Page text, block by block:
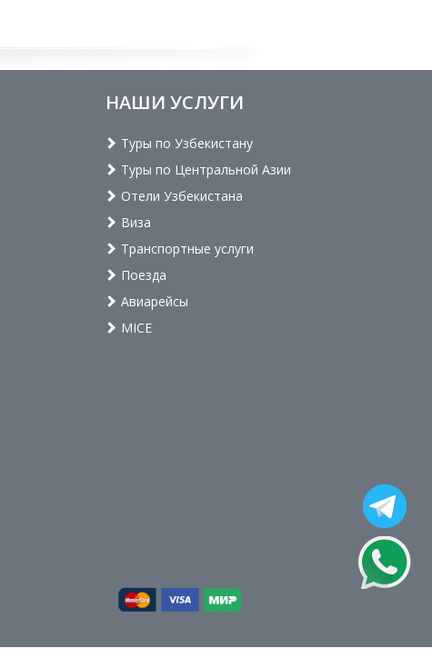
НАШИ УСЛУГИ
Туры по Узбекистану
Туры по Центральной Азии
Отели Узбекистана
Виза
Транспортные услуги
Поезда
Авиарейсы
MICE